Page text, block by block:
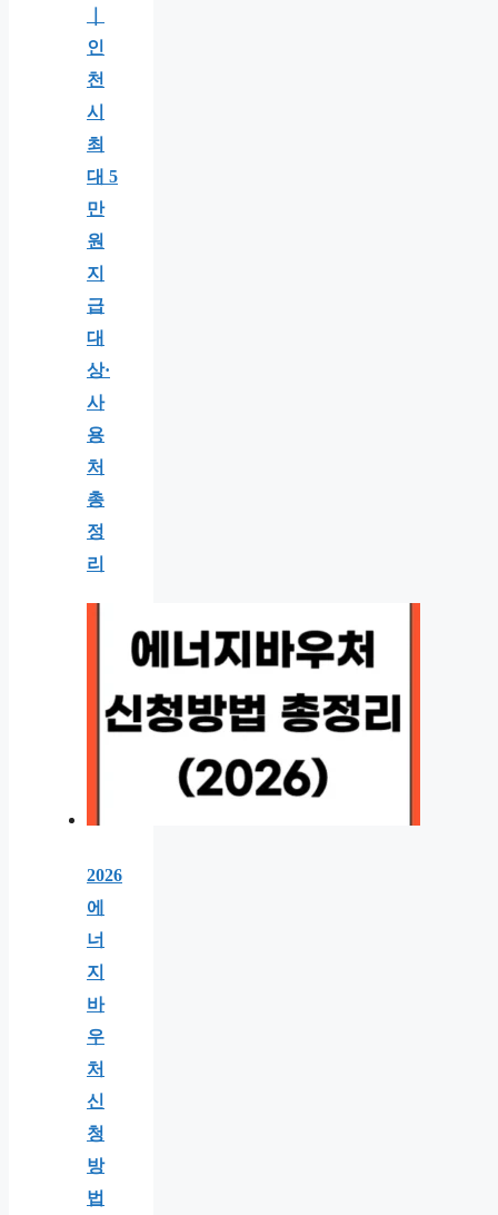
인
천
시
최
대 5
만
원
지
급
대
상·
사
용
처
총
정
리
2026
에
너
지
바
우
처
신
청
방
법